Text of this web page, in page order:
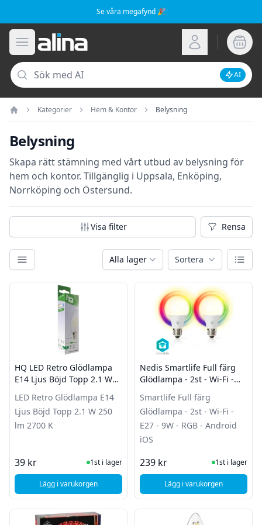
Se våra megafynd 🎉
Öppna meny
Alina.se Logga in
Sök
AI
Hem
Kategorier Hem & Kontor Belysning
Belysning
Skapa rätt stämning med vårt utbud av belysning för
hem och kontor. Tillgänglig i Uppsala, Enköping,
Norrköping och Östersund.
Visa filter Rensa
Rensa
Kategorier Alla lager Sortera Växla
Filter
Produkter
HQ LED Retro Glödlampa
E14 Ljus Böjd Topp 2.1 W
LED Retro Glödlampa E14
Ljus Böjd Topp 2.1 W 250
lm 2700 K
39 kr I Lager
1st i lager
Lägg i varukorgen, HQ LED Retro Glödlampa E14 Ljus Böjd Topp 2.1 W 250 lm
Nedis Smartlife Full färg
Glödlampa - 2st - Wi-Fi -
iOS
Smartlife Full färg
Glödlampa - 2st - Wi-Fi -
E27 - 9W - RGB - Android
iOS
239 kr I Lager
1st i lager
Lägg i varukorgen, Nedis Smartlife Full